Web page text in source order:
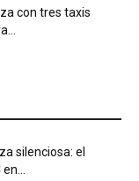
con tres taxis
silenciosa: el